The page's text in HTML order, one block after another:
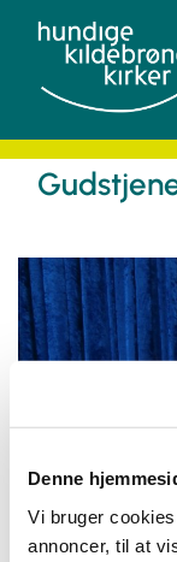
Denne
Vi bruger
annoncer, til at